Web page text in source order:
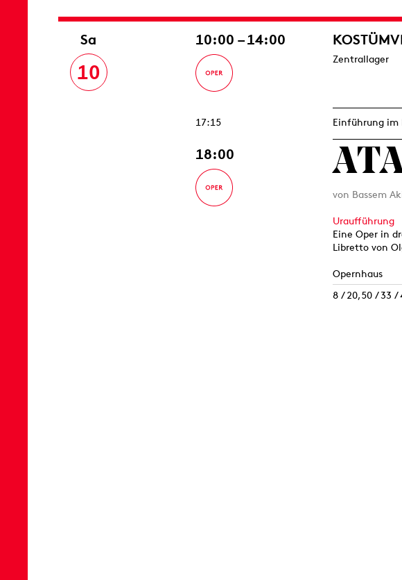
Sa
10
10:00 – 14:00
Zentrallager
17:15 Einführung im
18:00
von Bassem
Uraufführung
Eine Oper in
Libretto von
Opernhaus
8 / 20,50 / 33 /